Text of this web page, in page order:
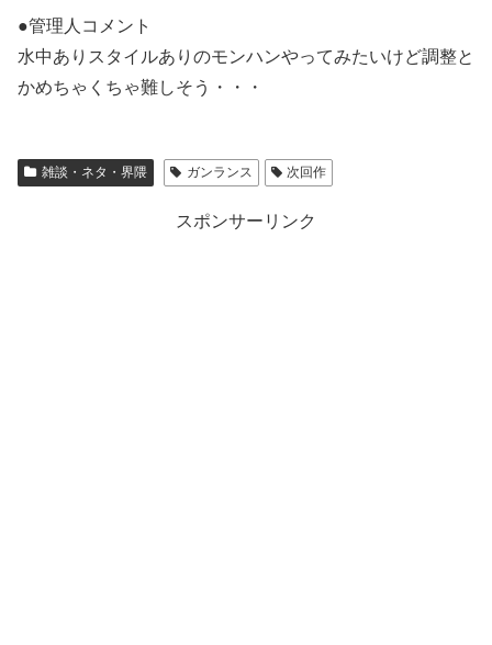
●管理人コメント
水中ありスタイルありのモンハンやってみたいけど調整と
かめちゃくちゃ難しそう・・・
雑談・ネタ・界隈 ガンランス 次回作
スポンサーリンク